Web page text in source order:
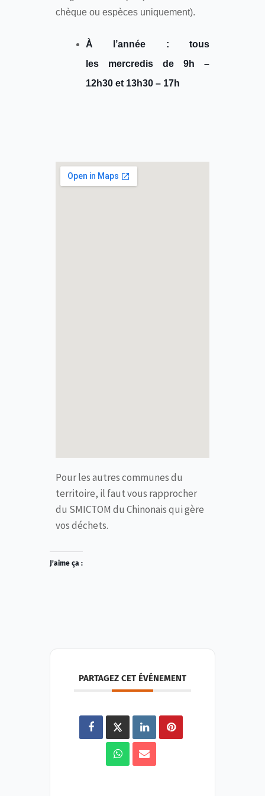
chèque ou espèces uniquement).
À l’année : tous
les mercredis de 9h –
12h30 et 13h30 – 17h
Pour les autres communes du
territoire, il faut vous rapprocher
du SMICTOM du Chinonais qui gère
vos déchets.
J’aime ça :
PARTAGEZ CET ÉVÉNEMENT